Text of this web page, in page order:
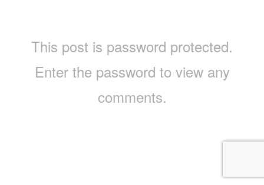
This post is password protected.
Enter the password to view any
comments.